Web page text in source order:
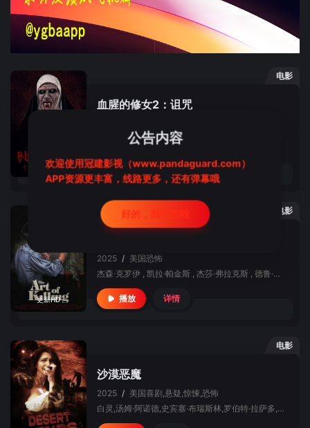
电影
已完结
血腥的修女2：诅咒
播放 详情
电影
更新HD
2025 / 美国恐怖
杰森·克罗伊 , 凯拉·帕金斯 , 杰莎·弗拉克斯 , 德鲁·马维克 , 希瑟·哈洛 , Kyle Rappaport , 艾莉·帕克 , Dixie Gers , 罗尼·乔纳 , Charlie Skinner-Cheverie , 艾丽卡·黛儿 , Conner Holden , Daniel Benedict , Steven Hugh Nelson , Kellen DeRuy
播放 详情
电影
沙漠恶魔
2025 / 美国喜剧,悬疑,惊悚,恐怖
白灵,汤姆·阿诺德,史宾塞·布瑞斯林,罗伯特·拉萨多,莉萨·威尔科克斯,威廉·麦克纳马拉,罗蕾莱·林克莱特,Elizabeth Chamberlain,肖恩 C.菲利普斯,Nicole Butler,艾琳·迪茨,Kyle Rappaport,Frederick George Stuhrberg,Clint Beaver,布雷特·瓦格纳,Charles Solomon Jr.,Warren Dean Fulton,Christopher Cinquemani
公告内容
欢迎使用冠建影视（www.pandaguard.com）
APP资源更丰富，线路更多，还有弹幕哦
好的，我记住啦